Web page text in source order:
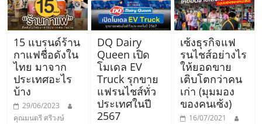
15 แบรนด์ร้าน
กาแฟชื่อดังใน
ไทย มาจาก
ประเทศอะไร
บ้าง
29/06/2023
คุณมนตรี ศรีวงษ์
DQ Dairy
Queen เปิด
โมเดล EV
Truck รุกขาย
แฟรนไชส์ทั่ว
ประเทศในปี
2567
เซ้งธุรกิจแฟ
รนไชส์อย่างไร
ให้ยอดขาย
เติบโตกว่าคน
เก่า (มุมมอง
ของคนเซ้ง)
16/07/2021